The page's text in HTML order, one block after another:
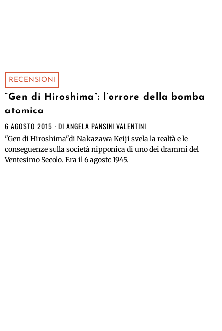
RECENSIONI
“Gen di Hiroshima”: l’orrore della bomba
atomica
6 AGOSTO 2015 DI ANGELA PANSINI VALENTINI
"Gen di Hiroshima"di Nakazawa Keiji svela la realtà e le
conseguenze sulla società nipponica di uno dei drammi del
Ventesimo Secolo. Era il 6 agosto 1945.